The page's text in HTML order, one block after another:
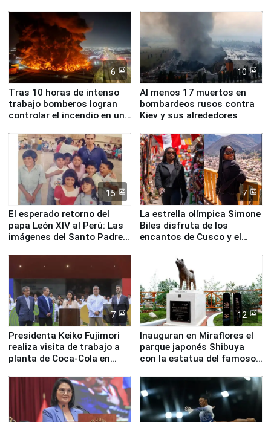
Fenómeno El Niño
6
Tras 10 horas de intenso
trabajo bomberos logran
controlar el incendio en una
de Chile
10
Al menos 17 muertos en
bombardeos rusos contra
Kiev y sus alrededores
15
El esperado retorno del
papa León XIV al Perú: Las
imágenes del Santo Padre
7
La estrella olímpica Simone
Biles disfruta de los
encantos de Cusco y el
7
Presidenta Keiko Fujimori
realiza visita de trabajo a
planta de Coca-Cola en
12
Inauguran en Miraflores el
parque japonés Shibuya
con la estatua del famoso